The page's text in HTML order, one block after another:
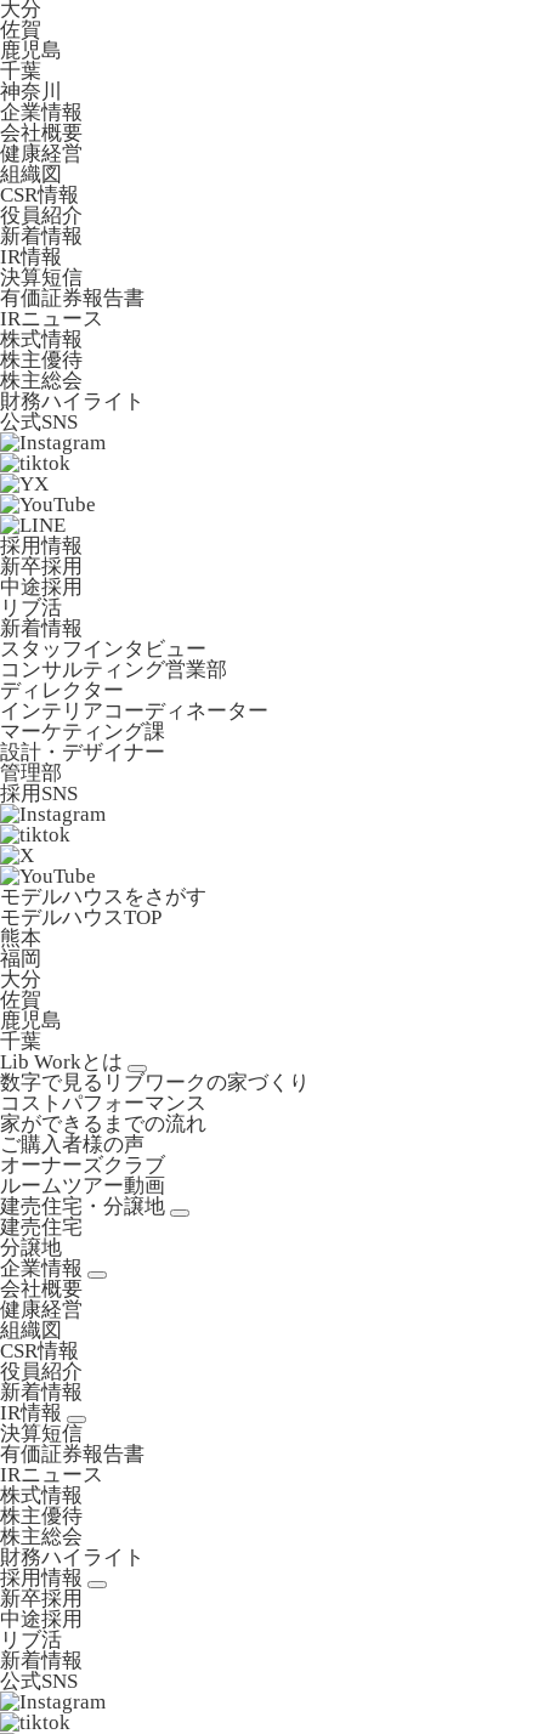
大分
佐賀
鹿児島
千葉
神奈川
企業情報
会社概要
健康経営
組織図
CSR情報
役員紹介
新着情報
IR情報
決算短信
有価証券報告書
IRニュース
株式情報
株主優待
株主総会
財務ハイライト
公式SNS
採用情報
新卒採用
中途採用
リブ活
新着情報
スタッフインタビュー
コンサルティング営業部
ディレクター
インテリアコーディネーター
マーケティング課
設計・デザイナー
管理部
採用SNS
モデルハウスをさがす
モデルハウスTOP
熊本
福岡
大分
佐賀
鹿児島
千葉
Lib Workとは
数字で見るリブワークの家づくり
コストパフォーマンス
家ができるまでの流れ
ご購入者様の声
オーナーズクラブ
ルームツアー動画
建売住宅・分譲地
建売住宅
分譲地
企業情報
会社概要
健康経営
組織図
CSR情報
役員紹介
新着情報
IR情報
決算短信
有価証券報告書
IRニュース
株式情報
株主優待
株主総会
財務ハイライト
採用情報
新卒採用
中途採用
リブ活
新着情報
公式SNS